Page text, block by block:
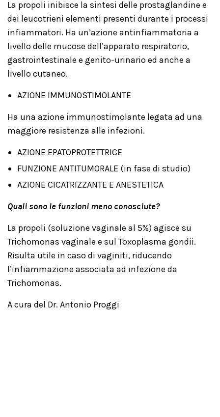
La propoli inibisce la sintesi delle prostaglandine e
dei leucotrieni elementi presenti durante i processi
infiammatori. Ha un’azione antinfiammatoria a
livello delle mucose dell’apparato respiratorio,
gastrointestinale e genito-urinario ed anche a
livello cutaneo.
AZIONE IMMUNOSTIMOLANTE
Ha una azione immunostimolante legata ad una
maggiore resistenza alle infezioni.
AZIONE EPATOPROTETTRICE
FUNZIONE ANTITUMORALE (in fase di studio)
AZIONE CICATRIZZANTE E ANESTETICA
Quali sono le funzioni meno conosciute?
La propoli (soluzione vaginale al 5%) agisce su
Trichomonas vaginale e sul Toxoplasma gondii.
Risulta utile in caso di vaginiti, riducendo
l’infiammazione associata ad infezione da
Trichomonas.
A cura del Dr. Antonio Proggi